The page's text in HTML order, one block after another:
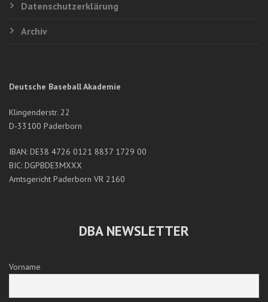
Datenschutzerklärung
Archiv
Deutsche Baseball Akademie
Klingenderstr. 22
D-33100 Paderborn
IBAN: DE38 4726 0121 8837 1729 00
BIC: DGPBDE3MXXX
Amtsgericht Paderborn VR 2160
DBA NEWSLETTER
Vorname